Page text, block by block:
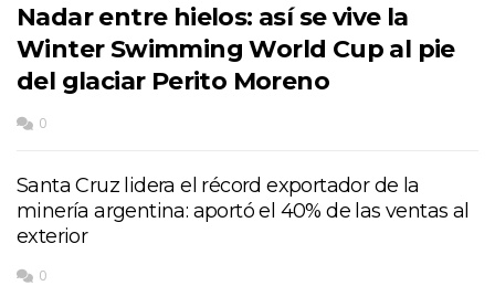
Nadar entre hielos: así se vive la
Winter Swimming World Cup al pie
del glaciar Perito Moreno
0
Santa Cruz lidera el récord exportador de la
minería argentina: aportó el 40% de las ventas al
exterior
0